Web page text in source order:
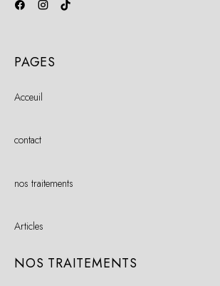
PAGES
Acceuil
contact
nos traitements
Articles
NOS TRAITEMENTS